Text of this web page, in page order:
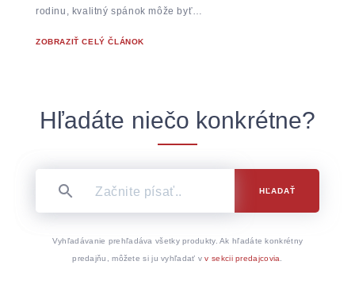
rodinu, kvalitný spánok môže byť…
ZOBRAZIŤ CELÝ ČLÁNOK
Hľadáte niečo konkrétne?
HĽADAŤ
Vyhľadávanie prehľadáva všetky produkty. Ak hľadáte konkrétny
predajňu, môžete si ju vyhľadať vv sekcii predajcovia.